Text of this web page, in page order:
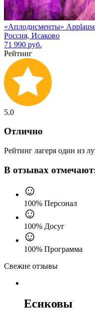
«Аплодисменты»
Россия, Исаково
71 990 руб.
Рейтинг
5.0
Отлично
Рейтинг лагеря один из
В отзывах
100% Персонал
100% Досуг
100% Программа
Свежие отзывы
Есиковы